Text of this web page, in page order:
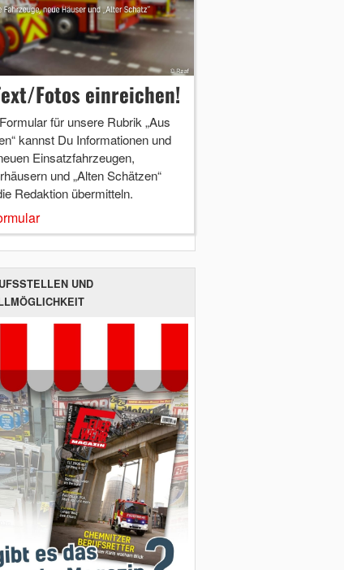
Fotos einreichen!
für unsere Rubrik „Aus
kannst Du Informationen und
Einsatzfahrzeugen,
und „Alten Schätzen“
Redaktion übermitteln.
UND